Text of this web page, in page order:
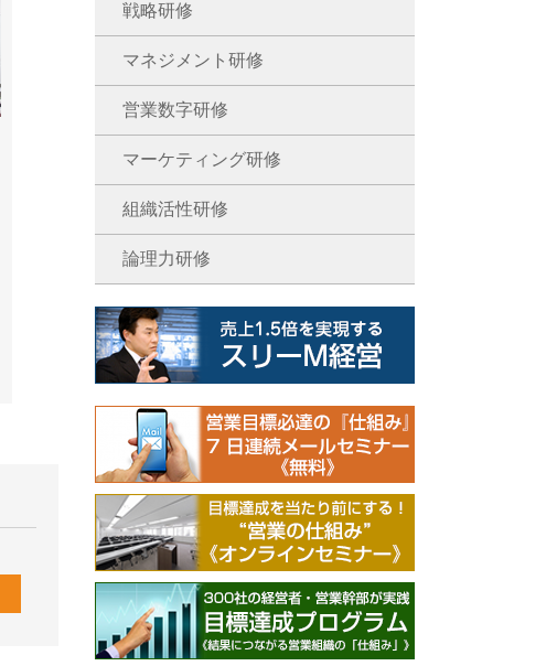
戦略研修
マネジメント研修
営業数字研修
マーケティング研修
組織活性研修
論理力研修